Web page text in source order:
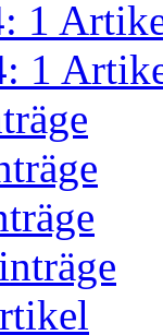
1
1